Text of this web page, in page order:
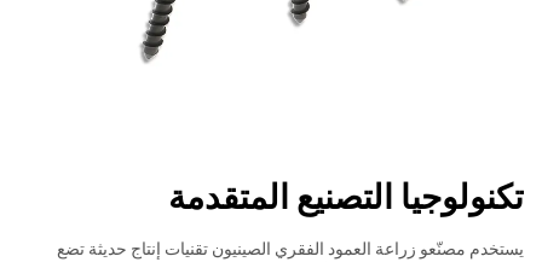
تكنولوجيا التصنيع المتقدمة
يستخدم مصنّعو زراعة العمود الفقري الصينيون تقنيات إنتاج حديثة تضع